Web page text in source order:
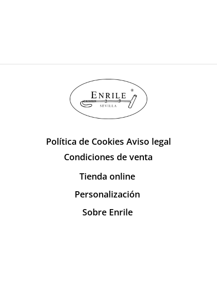
Política de Cookies Aviso legal
Condiciones de venta
Tienda online
Personalización
Sobre Enrile